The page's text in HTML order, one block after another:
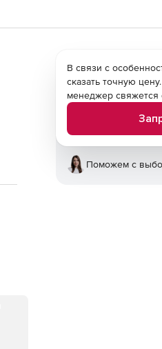
В связи с
сказать точную
менеджер свяжется
Поможем с